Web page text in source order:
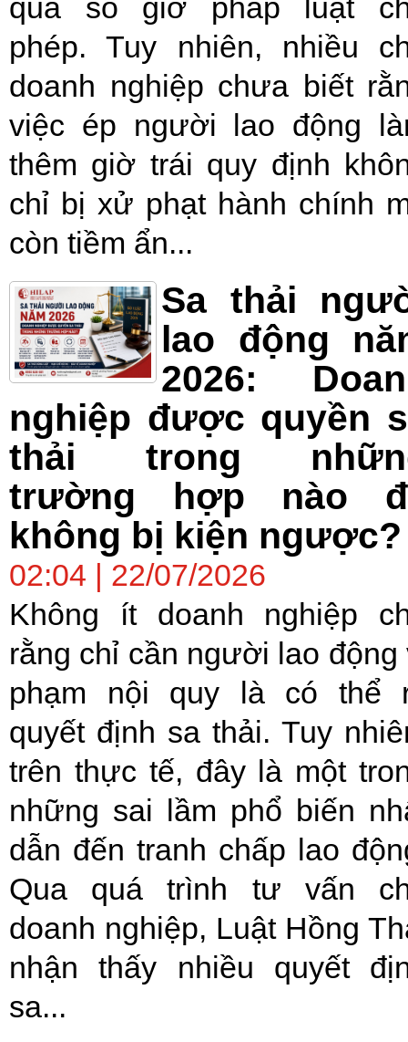
quá số giờ pháp luật
phép. Tuy nhiên, nhiều
doanh nghiệp chưa biết
việc ép người lao động
thêm giờ trái quy định
chỉ bị xử phạt hành chính
còn tiềm ẩn...
Sa thải
lao động
2026:
nghiệp được quyền
thải trong
trường hợp nào
không bị kiện ngược?
02:04 | 22/07/2026
Không ít doanh nghiệp
rằng chỉ cần người lao động
phạm nội quy là có thể
quyết định sa thải. Tuy
trên thực tế, đây là một
những sai lầm phổ biến
dẫn đến tranh chấp lao
Qua quá trình tư vấn
doanh nghiệp, Luật Hồng
nhận thấy nhiều quyết
sa...